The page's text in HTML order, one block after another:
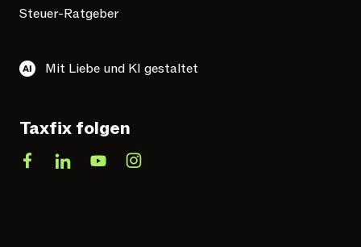
Steuer-Ratgeber
Mit Liebe und KI gestaltet
Taxfix folgen